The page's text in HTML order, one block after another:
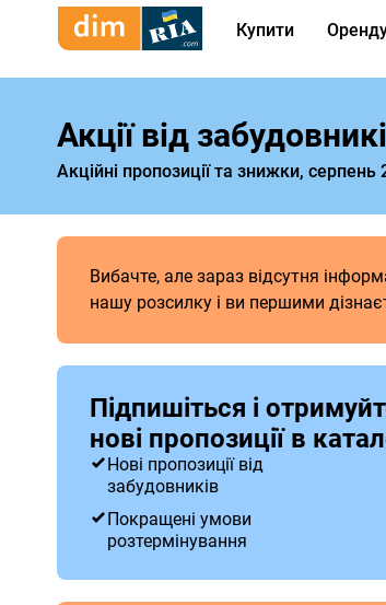
Купити
Акції від
Акційні пропозиції та знижки, серпень
Вибачте, але зараз відсутня
нашу розсилку і ви першими
Підпишіться і
нові пропозиції в
Нові пропозиції від
забудовників
Покращені умови
розтермінування